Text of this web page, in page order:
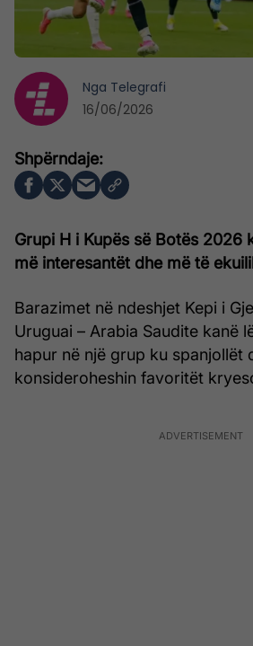
Grupi H i Kupës së Botës 2026
më interesantët dhe më të
Barazimet në ndeshjet Kepi i
Uruguai – Arabia Saudite kanë
hapur në një grup ku spanjollët
konsideroheshin favoritët
Nga Telegrafi
16/06/2026